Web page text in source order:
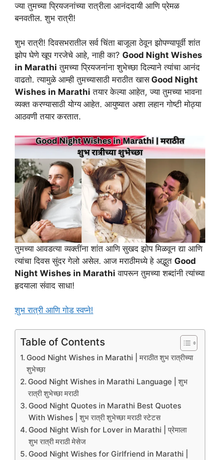
ज्या तुमच्या प्रियजनांच्या रात्रीला आनंददायी आणि प्रेमळ
बनवतील. शुभ रात्री!
शुभ रात्री! दिवसभरातील सर्व चिंता बाजूला ठेवून झोपण्यापूर्वी शांत
झोप घेणे खूप गरजेचे आहे, नाही का? Good Night Wishes
in Marathi तुमच्या प्रियजनांना शुभेच्छा दिल्याने त्यांचा आनंद
वाढतो. त्यामुळे आम्ही तुमच्यासाठी मराठीत खासGood Night
Wishes in Marathi तयार केल्या आहेत, ज्या तुमच्या भावना
व्यक्त करण्यासाठी योग्य आहेत. आयुष्यात अशा लहान गोष्टी मोठ्या
आठवणी तयार करतात.
तुमच्या आवडत्या व्यक्तींना शांत आणि सुखद झोप मिळवून द्या आणि
त्यांचा दिवस सुंदर गेलो असेल. आज मराठीमध्ये हे अद्भुत Good
Night Wishes in Marathi वापरून तुमच्या शब्दांनी त्यांच्या
हृदयाला संवाद साधा!
शुभ रात्री आणि गोड स्वप्ने!
Table of Contents
Good Night Wishes in Marathi | मराठीत शुभ रात्रीच्या
शुभेच्छा
Good Night Wishes in Marathi Language | शुभ
रात्री शुभेच्छा मराठी
Good Night Quotes in Marathi Best Quotes
With Wishes | शुभ रात्री शुभेच्छा मराठी स्टेटस
Good Night Wish for Lover in Marathi | प्रेमाला
शुभ रात्री मराठी मेसेज
Good Night Wishes for Girlfriend in Marathi |